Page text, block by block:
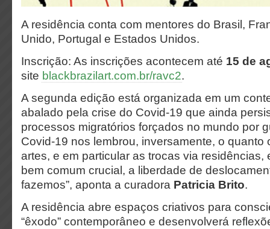
A residência conta com mentores do Brasil,
Unido, Portugal e Estados Unidos.
Inscrição: As inscrições acontecem até 15 de
site blackbrazilart.com.br/ravc2.
A segunda edição está organizada em um
abalado pela crise do Covid-19 que ainda
processos migratórios forçados no mundo por
Covid-19 nos lembrou, inversamente, o quanto
artes, e em particular as trocas via residências,
bem comum crucial, a liberdade de
fazemos”, aponta a curadora Patricia Brito.
A residência abre espaços criativos para
“êxodo” contemporâneo e desenvolverá